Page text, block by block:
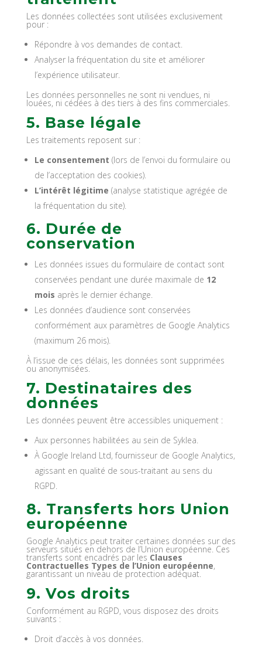
Les données collectées sont utilisées exclusivement
pour :
Répondre à vos demandes de contact.
Analyser la fréquentation du site et améliorer
l’expérience utilisateur.
Les données personnelles ne sont ni vendues, ni
louées, ni cédées à des tiers à des fins commerciales.
5. Base légale
Les traitements reposent sur :
Le consentement (lors de l’envoi du formulaire ou
de l’acceptation des cookies).
L’intérêt légitime (analyse statistique agrégée de
la fréquentation du site).
6. Durée de
conservation
Les données issues du formulaire de contact sont
conservées pendant une durée maximale de 12
mois après le dernier échange.
Les données d’audience sont conservées
conformément aux paramètres de Google Analytics
(maximum 26 mois).
À l’issue de ces délais, les données sont supprimées
ou anonymisées.
7. Destinataires des
données
Les données peuvent être accessibles uniquement :
Aux personnes habilitées au sein de Syklea.
À Google Ireland Ltd, fournisseur de Google Analytics,
agissant en qualité de sous-traitant au sens du
RGPD.
8. Transferts hors Union
européenne
Google Analytics peut traiter certaines données sur des
serveurs situés en dehors de l’Union européenne. Ces
transferts sont encadrés par les Clauses
Contractuelles Types de l’Union européenne,
garantissant un niveau de protection adéquat.
9. Vos droits
Conformément au RGPD, vous disposez des droits
suivants :
Droit d’accès à vos données.